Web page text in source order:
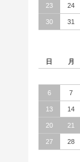
23 24
30 31
日
月
6 7
13 14
20 21
27 28